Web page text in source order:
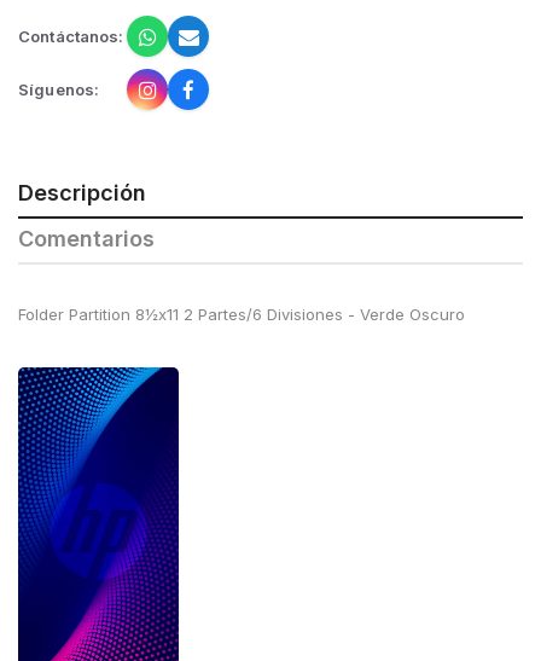
Contáctanos:
Síguenos:
Descripción
Comentarios
Folder Partition 8½x11 2 Partes/6 Divisiones - Verde Oscuro